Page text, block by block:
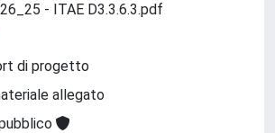
- ITAE D3.3.6.3.pdf
di progetto
allegato